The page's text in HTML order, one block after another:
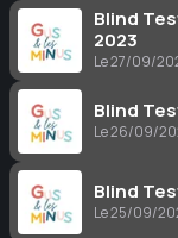
Blind
2023
Le 27/09/
Blind
Le 26/09/
Blind
Le 25/09/